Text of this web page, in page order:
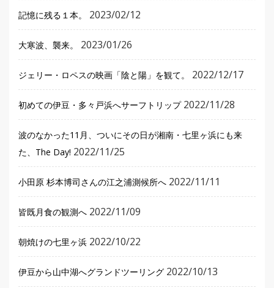
記憶に残る１本。 2023/02/12
大寒波、襲来。 2023/01/26
ジェリー・ロペスの映画「陰と陽」を観て。 2022/12/17
初めての伊豆・多々戸浜へサーフトリップ 2022/11/28
波のなかった11月、ついにその日が湘南・七里ヶ浜にも来
た、The Day! 2022/11/25
小田原 杉本博司さんの江之浦測候所へ 2022/11/11
皆既月食の観測へ 2022/11/09
朝焼けの七里ヶ浜 2022/10/22
伊豆から山中湖へグランドツーリング 2022/10/13